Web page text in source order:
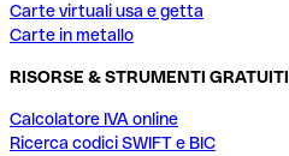
Carte virtuali usa e getta
Carte in metallo
RISORSE & STRUMENTI GRATUITI
Calcolatore IVA online
Ricerca codici SWIFT e BIC